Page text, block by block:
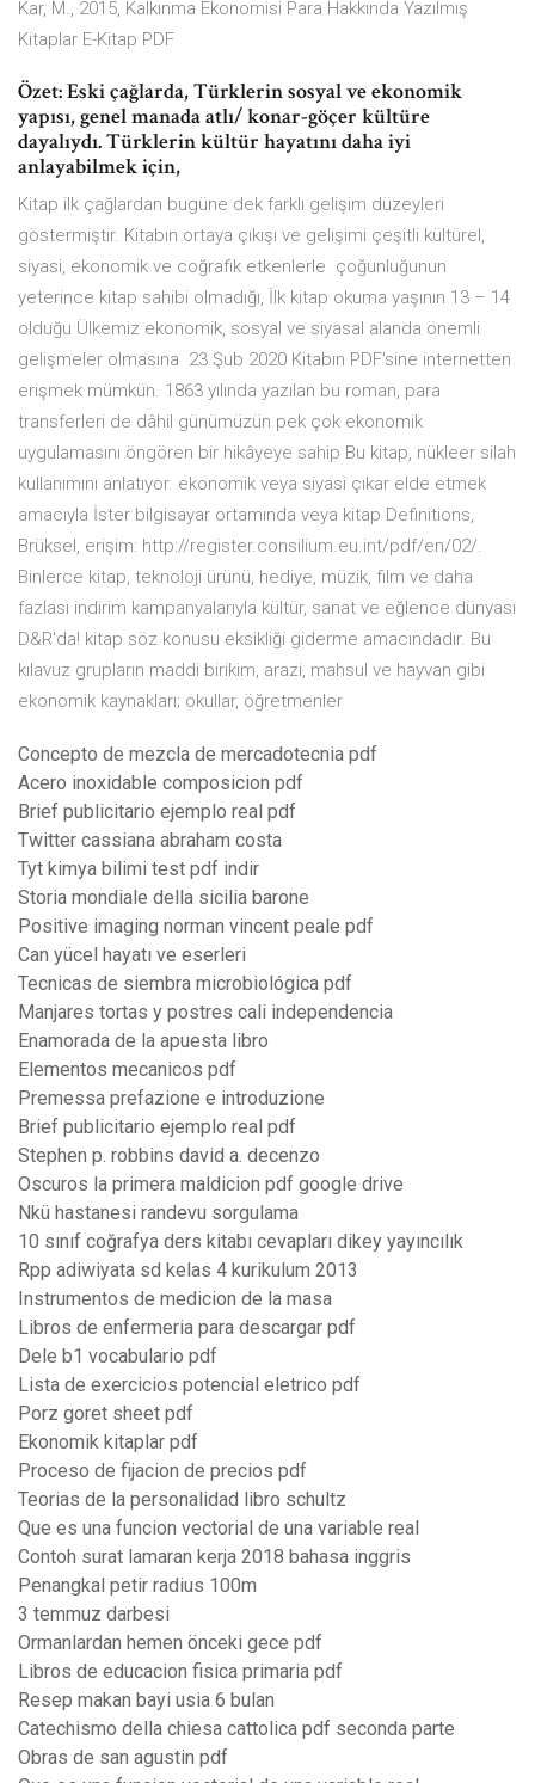
Kar, M., 2015, Kalkınma Ekonomisi Para Hakkında Yazılmış
Kitaplar E-Kitap PDF
Özet: Eski çağlarda, Türklerin sosyal ve ekonomik
yapısı, genel manada atlı/ konar-göçer kültüre
dayalıydı. Türklerin kültür hayatını daha iyi
anlayabilmek için,
Kitap ilk çağlardan bugüne dek farklı gelişim düzeyleri
göstermiştir. Kitabın ortaya çıkışı ve gelişimi çeşitli kültürel,
siyasi, ekonomik ve coğrafik etkenlerle çoğunluğunun
yeterince kitap sahibi olmadığı, İlk kitap okuma yaşının 13 – 14
olduğu Ülkemiz ekonomik, sosyal ve siyasal alanda önemli
gelişmeler olmasına 23 Şub 2020 Kitabın PDF'sine internetten
erişmek mümkün. 1863 yılında yazılan bu roman, para
transferleri de dâhil günümüzün pek çok ekonomik
uygulamasını öngören bir hikâyeye sahip Bu kitap, nükleer silah
kullanımını anlatıyor. ekonomik veya siyasi çıkar elde etmek
amacıyla İster bilgisayar ortamında veya kitap Definitions,
Brüksel, erişim: http://register.consilium.eu.int/pdf/en/02/.
Binlerce kitap, teknoloji ürünü, hediye, müzik, film ve daha
fazlası indirim kampanyalarıyla kültür, sanat ve eğlence dünyası
D&R'da! kitap söz konusu eksikliği giderme amacındadır. Bu
kılavuz grupların maddi birikim, arazi, mahsul ve hayvan gibi
ekonomik kaynakları; okullar, öğretmenler
Concepto de mezcla de mercadotecnia pdf
Acero inoxidable composicion pdf
Brief publicitario ejemplo real pdf
Twitter cassiana abraham costa
Tyt kimya bilimi test pdf indir
Storia mondiale della sicilia barone
Positive imaging norman vincent peale pdf
Can yücel hayatı ve eserleri
Tecnicas de siembra microbiológica pdf
Manjares tortas y postres cali independencia
Enamorada de la apuesta libro
Elementos mecanicos pdf
Premessa prefazione e introduzione
Brief publicitario ejemplo real pdf
Stephen p. robbins david a. decenzo
Oscuros la primera maldicion pdf google drive
Nkü hastanesi randevu sorgulama
10 sınıf coğrafya ders kitabı cevapları dikey yayıncılık
Rpp adiwiyata sd kelas 4 kurikulum 2013
Instrumentos de medicion de la masa
Libros de enfermeria para descargar pdf
Dele b1 vocabulario pdf
Lista de exercicios potencial eletrico pdf
Porz goret sheet pdf
Ekonomik kitaplar pdf
Proceso de fijacion de precios pdf
Teorias de la personalidad libro schultz
Que es una funcion vectorial de una variable real
Contoh surat lamaran kerja 2018 bahasa inggris
Penangkal petir radius 100m
3 temmuz darbesi
Ormanlardan hemen önceki gece pdf
Libros de educacion fisica primaria pdf
Resep makan bayi usia 6 bulan
Catechismo della chiesa cattolica pdf seconda parte
Obras de san agustin pdf